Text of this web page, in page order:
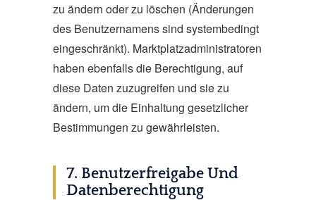
zu ändern oder zu löschen (Änderungen
des Benutzernamens sind systembedingt
eingeschränkt). Marktplatzadministratoren
haben ebenfalls die Berechtigung, auf
diese Daten zuzugreifen und sie zu
ändern, um die Einhaltung gesetzlicher
Bestimmungen zu gewährleisten.
7. Benutzerfreigabe Und
Datenberechtigung